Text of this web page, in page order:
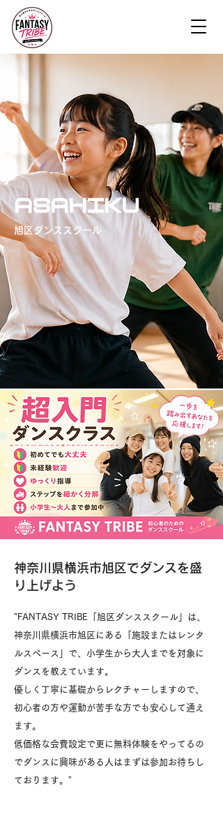
ASAHIKU
旭区ダンススクール
神奈川県横浜市旭区でダンスを盛
り上げよう
"FANTASY TRIBE「旭区ダンススクール」は、
神奈川県横浜市旭区にある「施設またはレンタ
ルスペース」で、小学生から大人までを対象に
ダンスを教えています。
優しく丁寧に基礎からレクチャーしますので、
初心者の方や運動が苦手な方でも安心して通え
ます。
低価格な会費設定で更に無料体験をやってるの
でダンスに興味がある人はまずは参加お待ちし
ております。"